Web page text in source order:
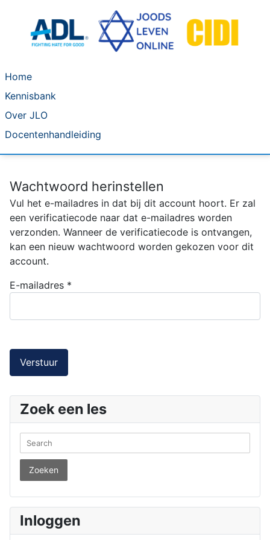
Home
Kennisbank
Over JLO
Docentenhandleiding
Wachtwoord herinstellen
Vul het e-mailadres in dat bij dit account hoort. Er zal
een verificatiecode naar dat e-mailadres worden
verzonden. Wanneer de verificatiecode is ontvangen,
kan een nieuw wachtwoord worden gekozen voor dit
account.
E-mailadres *
Verstuur
Zoek een les
Zoeken
Inloggen